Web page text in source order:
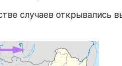
случаев открывались